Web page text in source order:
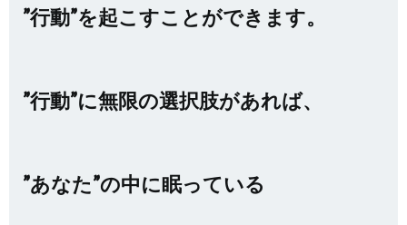
”行動”を起こすことができます。
”行動”に無限の選択肢があれば、
”あなた”の中に眠っている